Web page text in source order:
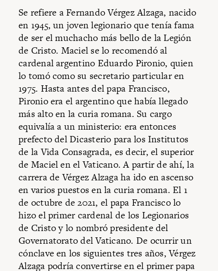
Se refiere a Fernando Vérgez Alzaga, nacido
en 1945, un joven legionario que tenía fama
de ser el muchacho más bello de la Legión
de Cristo. Maciel se lo recomendó al
cardenal argentino Eduardo Pironio, quien
lo tomó como su secretario particular en
1975. Hasta antes del papa Francisco,
Pironio era el argentino que había llegado
más alto en la curia romana. Su cargo
equivalía a un ministerio: era entonces
prefecto del Dicasterio para los Institutos
de la Vida Consagrada, es decir, el superior
de Maciel en el Vaticano. A partir de ahí, la
carrera de Vérgez Alzaga ha ido en ascenso
en varios puestos en la curia romana. El 1
de octubre de 2021, el papa Francisco lo
hizo el primer cardenal de los Legionarios
de Cristo y lo nombró presidente del
Governatorato del Vaticano. De ocurrir un
cónclave en los siguientes tres años, Vérgez
Alzaga podría convertirse en el primer papa